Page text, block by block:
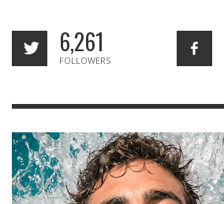
6,261
FOLLOWERS